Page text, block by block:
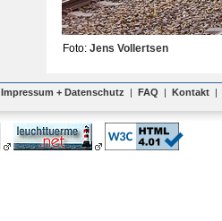
Foto: Jens Vollertsen
Impressum + Datenschutz | FAQ | Kontakt |